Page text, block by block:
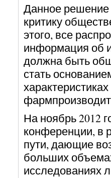
Данное решение
критику
этого, все
информация об
должна быть
стать
На ноябрь 2012
конференции, в
пути, дающие
больших
исследованиях